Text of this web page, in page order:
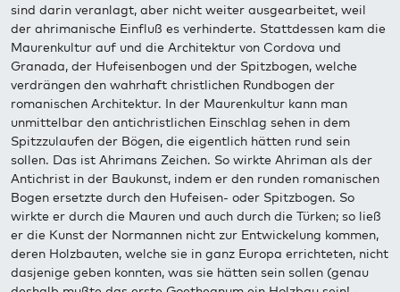
sind darin veranlagt, aber nicht weiter ausgearbeitet, weil
der ahrimanische Einfluß es verhinderte. Stattdessen kam die
Maurenkultur auf und die Architektur von Cordova und
Granada, der Hufeisenbogen und der Spitzbogen, welche
verdrängen den wahrhaft christlichen Rundbogen der
romanischen Architektur. In der Maurenkultur kann man
unmittelbar den antichristlichen Einschlag sehen in dem
Spitzzulaufen der Bögen, die eigentlich hätten rund sein
sollen. Das ist Ahrimans Zeichen. So wirkte Ahriman als der
Antichrist in der Baukunst, indem er den runden romanischen
Bogen ersetzte durch den Hufeisen- oder Spitzbogen. So
wirkte er durch die Mauren und auch durch die Türken; so ließ
er die Kunst der Normannen nicht zur Entwickelung kommen,
deren Holzbauten, welche sie in ganz Europa errichteten, nicht
dasjenige geben konnten, was sie hätten sein sollen (genau